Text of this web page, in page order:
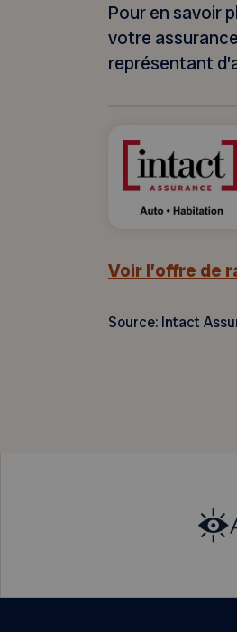
Pour en savoir
votre
représentant
Voir l’offre de
Source: Intact